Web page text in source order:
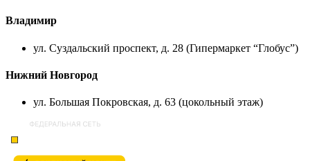
Владимир
ул. Суздальский проспект, д. 28 (Гипермаркет “Глобус”)
Нижний Новгород
ул. Большая Покровская, д. 63 (цокольный этаж)